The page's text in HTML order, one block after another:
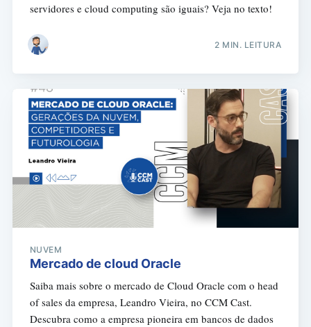
servidores e cloud computing são iguais? Veja no texto!
2 MIN. LEITURA
NUVEM
Mercado de cloud Oracle
Saiba mais sobre o mercado de Cloud Oracle com o head
of sales da empresa, Leandro Vieira, no CCM Cast.
Descubra como a empresa pioneira em bancos de dados